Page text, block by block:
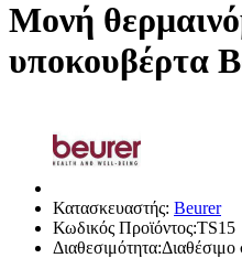
Μονή
υποκουβέρτα
Κατασκευαστής: Beurer
Κωδικός Προϊόντος:TS15